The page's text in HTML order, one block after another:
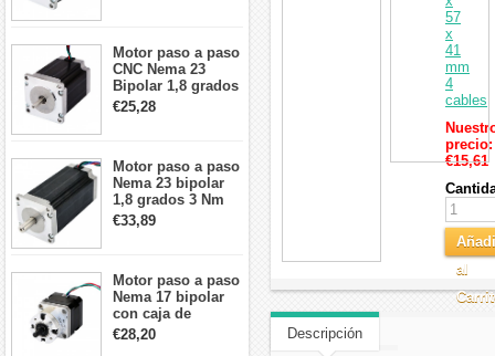
Motor paso a paso
CNC Nema 23
Bipolar 1,8 grados
1,9 Nm 3A 3,36 V
57x57x76mm 4
€25,28
Motor paso a paso
Nema 23 bipolar
1,8 grados 3 Nm
4,2A 57x57x114mm
motor paso a paso
€33,89
Motor paso a paso
Nema 17 bipolar
con caja de
cambios planetaria
5:1 longitud 33mm
€28,20
57
x
41
mm
4
cables
precio:
€15,61
al
Descripción